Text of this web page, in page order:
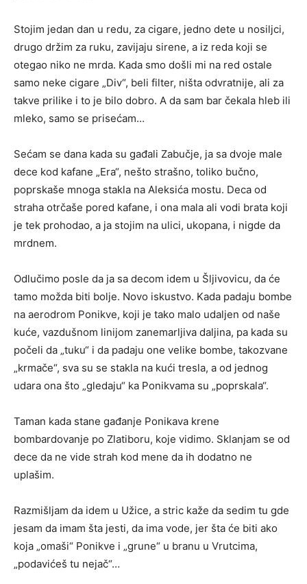
Stojim jedan dan u redu, za cigare, jedno dete u nosiljci,
drugo držim za ruku, zavijaju sirene, a iz reda koji se
otegao niko ne mrda. Kada smo došli mi na red ostale
samo neke cigare „Div“, beli filter, ništa odvratnije, ali za
takve prilike i to je bilo dobro. A da sam bar čekala hleb ili
mleko, samo se prisećam…
Sećam se dana kada su gađali Zabučje, ja sa dvoje male
dece kod kafane „Era“, nešto strašno, toliko bučno,
poprskaše mnoga stakla na Aleksića mostu. Deca od
straha otrčaše pored kafane, i ona mala ali vodi brata koji
je tek prohodao, a ja stojim na ulici, ukopana, i nigde da
mrdnem.
Odlučimo posle da ja sa decom idem u Šljivovicu, da će
tamo možda biti bolje. Novo iskustvo. Kada padaju bombe
na aerodrom Ponikve, koji je tako malo udaljen od naše
kuće, vazdušnom linijom zanemarljiva daljina, pa kada su
počeli da „tuku“ i da padaju one velike bombe, takozvane
„krmače“, sva su se stakla na kući tresla, a od jednog
udara ona što „gledaju“ ka Ponikvama su „poprskala“.
Taman kada stane gađanje Ponikava krene
bombardovanje po Zlatiboru, koje vidimo. Sklanjam se od
dece da ne vide strah kod mene da ih dodatno ne
uplašim.
Razmišljam da idem u Užice, a stric kaže da sedim tu gde
jesam da imam šta jesti, da ima vode, jer šta će biti ako
koja „omaši“ Ponikve i „grune“ u branu u Vrutcima,
„podavićeš tu nejač“…